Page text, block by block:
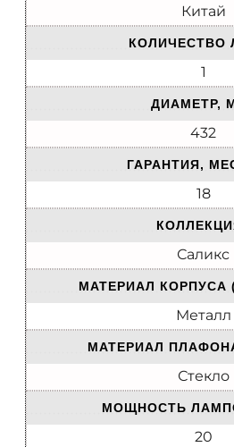
Китай
КОЛИЧЕСТВО
1
ДИАМЕТР,
432
ГАРАНТИЯ,
18
Саликс
МАТЕРИАЛ КОРПУСА
Металл
МАТЕРИАЛ
Стекло
МОЩНОСТЬ
20